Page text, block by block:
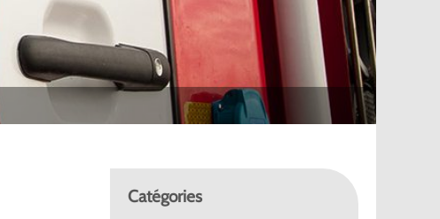
sapeur-
Secourisme Le label employeur
Catégories